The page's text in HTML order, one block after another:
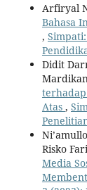
Arfiryal
Bahasa
,
Didit
terhadap
Atas ,
Risko
Media